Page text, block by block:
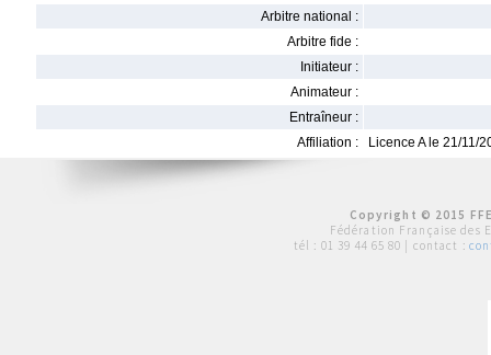
Arbitre national :
Arbitre fide :
Initiateur :
Animateur :
Entraîneur :
Affiliation :
Licence A le 21/11/
Copyright © 2015
Fédération Française des
tél : 01 39 44 65 80 | contact :